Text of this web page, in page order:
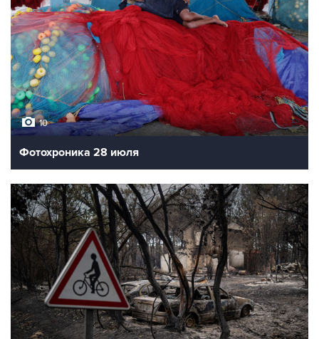
10
Фотохроника 28 июля